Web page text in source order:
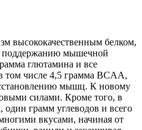
высококачественным белком,
поддержанию мышечной
глютамина и все
том числе 4,5 грамма BCAA,
мышц. К новому
силами. Кроме того, в
грамм углеводов и всего
вкусами, начиная от